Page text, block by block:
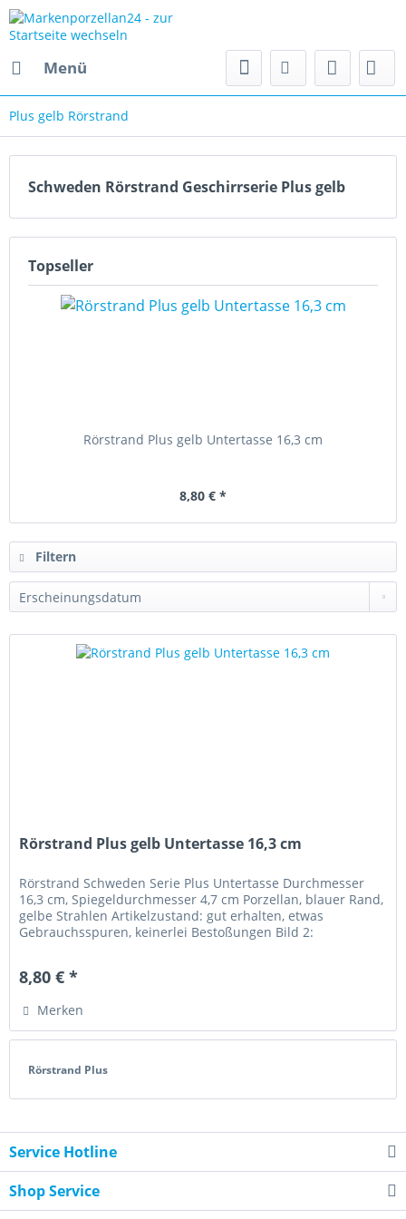
Menü
Plus gelb Rörstrand
Schweden Rörstrand Geschirrserie Plus gelb
Topseller
Rörstrand Plus gelb Untertasse 16,3 cm
8,80 € *
Filtern
Rörstrand Plus gelb Untertasse 16,3 cm
Rörstrand Schweden Serie Plus Untertasse Durchmesser
16,3 cm, Spiegeldurchmesser 4,7 cm Porzellan, blauer Rand,
gelbe Strahlen Artikelzustand: gut erhalten, etwas
Gebrauchsspuren, keinerlei Bestoßungen Bild 2:
8,80 € *
Merken
Rörstrand Plus
Service Hotline
Shop Service